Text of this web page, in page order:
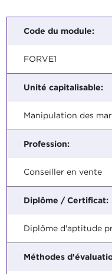
Code du module:
FORVE1
Unité capitalisable:
Manipulation des
Profession:
Conseiller en vente
Diplôme / Certificat:
Diplôme d'aptitude
Méthodes